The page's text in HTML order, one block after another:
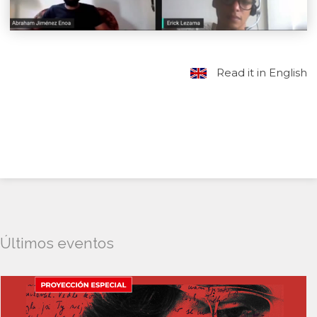
Read it in English
Últimos eventos